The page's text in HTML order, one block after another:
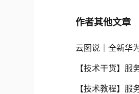
作者其他文章
云图说｜全新华
【技术干货】服
【技术教程】服